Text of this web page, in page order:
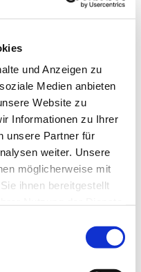
und Anzeigen zu
Medien anbieten
Website zu
Informationen zu Ihrer
unsere Partner für
weiter. Unsere
möglicherweise mit
ihnen bereitgestellt